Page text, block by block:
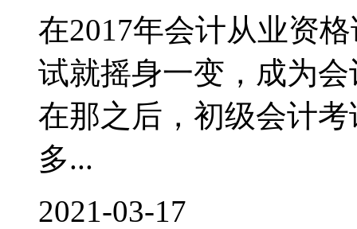
在2017年会计从业资
试就摇身一变，成为
在那之后，初级会计
多...
2021-03-17